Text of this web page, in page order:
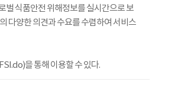
벌 식품안전 위해정보를 실시간으로 보
다양한 의견과 수요를 수렴하여 서비스
을 통해 이용할 수 있다.